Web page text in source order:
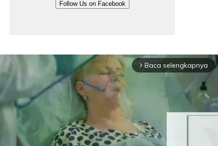
Follow Us on Facebook
arrow_forward_ios Baca selengkapnya